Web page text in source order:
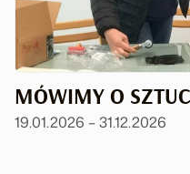
MÓWIMY O
19.01.2026 – 31.12.2026